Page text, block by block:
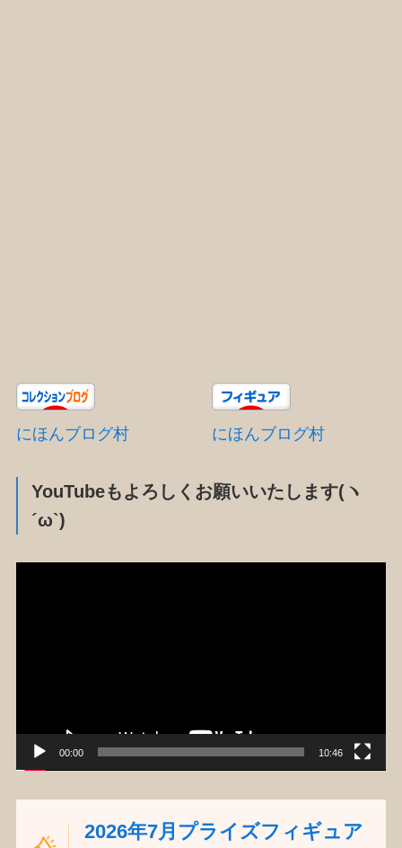
にほんブログ村 にほんブログ村
YouTubeもよろしくお願いいたします(ヽ
´ω`)
00:00 10:46
2026年7月プライズフィギュア